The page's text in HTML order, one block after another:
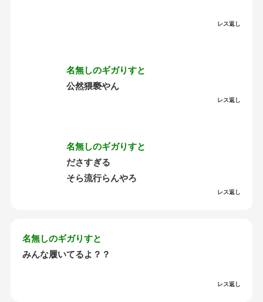
レス返し
名無しのギガりすと
公然猥褻やん
レス返し
名無しのギガりすと
ださすぎる
そら流行らんやろ
レス返し
名無しのギガりすと
みんな履いてるよ？？
レス返し